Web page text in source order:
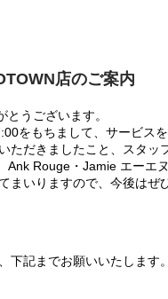
店のご案内
うございます。
をもちまして、サービス
だきましたこと、スタッ
Rouge・Jamie エーエ
まいりますので、今後はぜ
下記までお願いいたします。